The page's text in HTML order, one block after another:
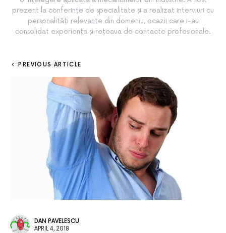
prezent la conferințe de specialitate și a realizat interviuri cu
personalități relevante din domeniu, ocazii care i-au
consolidat experiența și rețeaua de contacte profesionale.
PREVIOUS ARTICLE
DAN PAVELESCU
APRIL 4, 2018